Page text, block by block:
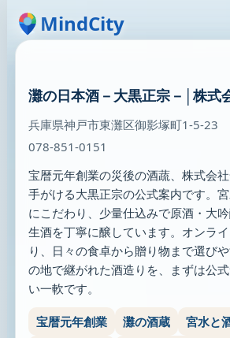
MindCity
灘の日本酒－大黒正宗－│株式
兵庫県神戸市東灘区御影塚町1-5-23
078-851-0151
宝暦元年創業の災後の酒蔬、株式会
手がける大黒正宗の公式案内です。
にこだわり、少量仕込みで原酒・大
生酒を丁寧に醸しています。オンラ
り、日々の食卓から贈り物まで選び
の地で継がれた酒造りを、まずは公
い一軟です。
宝暦元年創業 灘の酒蔵
宮水と